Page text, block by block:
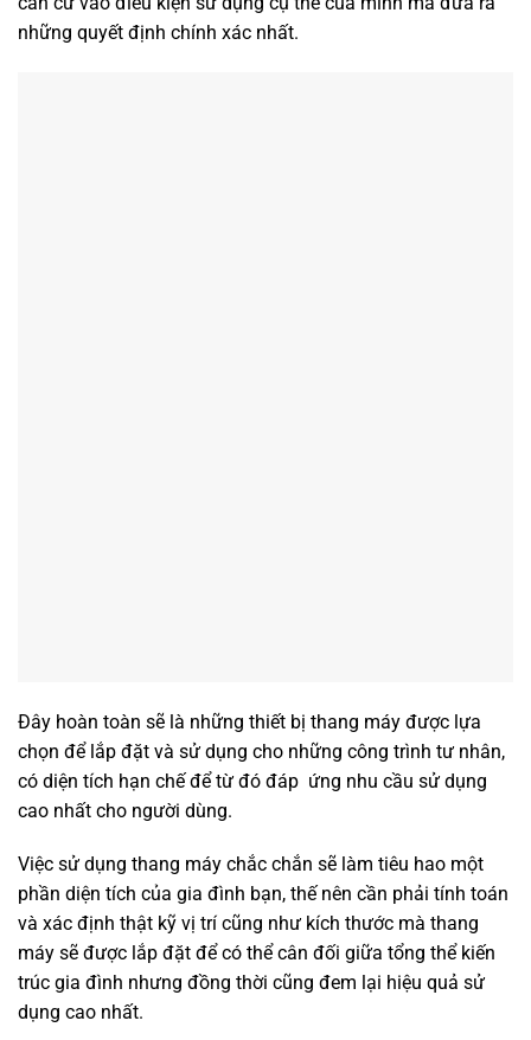
những quyết định chính xác nhất.
Đây hoàn toàn sẽ là những thiết bị thang máy được lựa
chọn để lắp đặt và sử dụng cho những công trình tư nhân,
có diện tích hạn chế để từ đó đáp ứng nhu cầu sử dụng
cao nhất cho người dùng.
Việc sử dụng thang máy chắc chắn sẽ làm tiêu hao một
phần diện tích của gia đình bạn, thế nên cần phải tính toán
và xác định thật kỹ vị trí cũng như kích thước mà thang
máy sẽ được lắp đặt để có thể cân đối giữa tổng thể kiến
trúc gia đình nhưng đồng thời cũng đem lại hiệu quả sử
dụng cao nhất.